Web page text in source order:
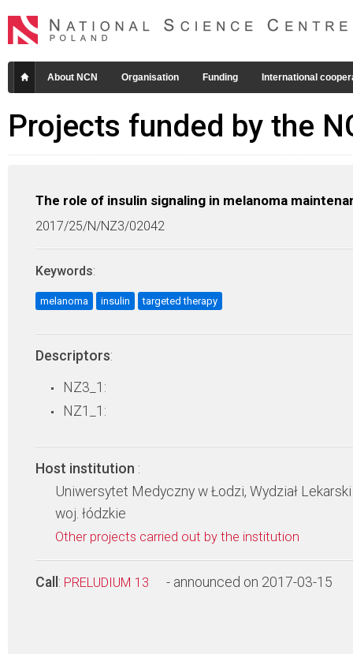
About NCN Organisation Funding International
Projects funded by the
The role of insulin signaling in melanoma
2017/25/N/NZ3/02042
Keywords:
melanoma insulin targeted therapy
Descriptors:
NZ3_1:
NZ1_1:
Host institution :
Uniwersytet Medyczny w Łodzi, Wydział Lekarski
woj. łódzkie
Other projects carried out by the institution
Call : PRELUDIUM 13 - announced on 2017-03-15